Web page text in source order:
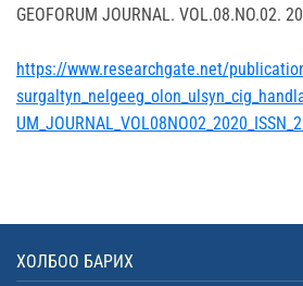
GEOFORUM JOURNAL. VOL.08.NO.02.
https://www.researchgate.net/
ХОЛБОО БАРИХ